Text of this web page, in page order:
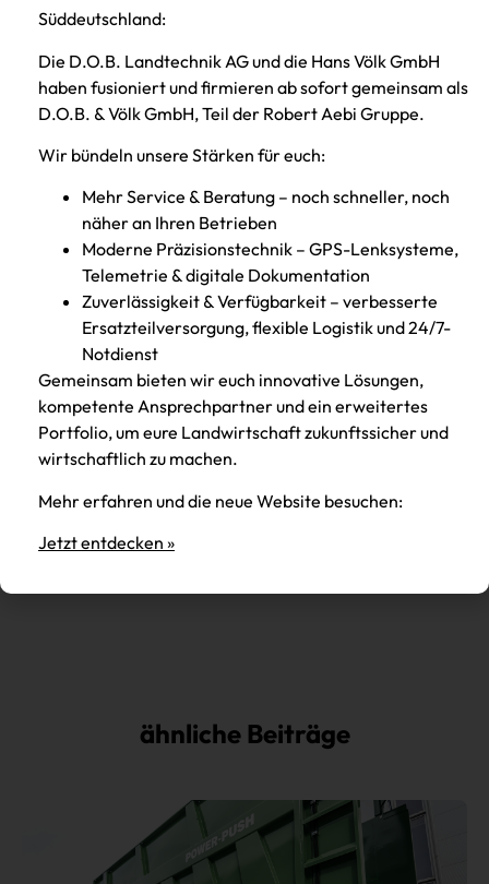
Unsere Fahrerakademie ist eine Onlineschulungs-
Plattform, in der du lernst, wie du das volle Potential
aus deinen Maschinen schöpfen kannst. Außerdem
bieten wir dir wertvolle Live-Webinare, welche du
Kurzanleitungen, Tipps und Tricks zu deinen
Maschinen findest du bereits auf Youtube.
ZUM YOUTUBE KANAL
Beitrag in Social Media teilen:
ähnliche Beiträge
Süddeutschland:
Die D.O.B. Landtechnik AG und die Hans Völk GmbH
haben fusioniert und firmieren ab sofort gemeinsam als
D.O.B. & Völk GmbH, Teil der Robert Aebi Gruppe.
Wir bündeln unsere Stärken für euch:
Mehr Service & Beratung – noch schneller, noch
näher an Ihren Betrieben
Moderne Präzisionstechnik – GPS-Lenksysteme,
Telemetrie & digitale Dokumentation
Zuverlässigkeit & Verfügbarkeit – verbesserte
Ersatzteilversorgung, flexible Logistik und 24/7-
Notdienst
Gemeinsam bieten wir euch innovative Lösungen,
kompetente Ansprechpartner und ein erweitertes
Portfolio, um eure Landwirtschaft zukunftssicher und
wirtschaftlich zu machen.
Mehr erfahren und die neue Website besuchen:
Jetzt entdecken »